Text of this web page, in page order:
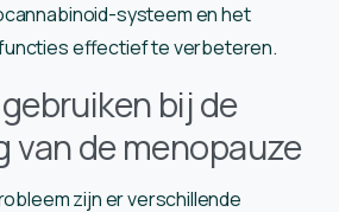
systeem en het
effectief te verbeteren.
bij de
van de menopauze
zijn er verschillende